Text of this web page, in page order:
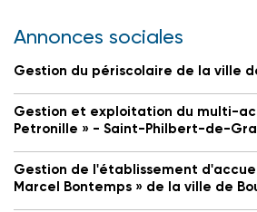
Annonces sociales
Gestion du périscolaire de la ville
Gestion et exploitation du multi-
Petronille » - Saint-Philbert-de-
Gestion de l'établissement
Marcel Bontemps » de la ville de